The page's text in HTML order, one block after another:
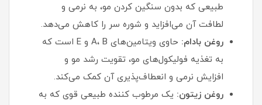
طبیعی که بدون سنگین کردن مو، به نرمی و
لطافت آن می‌افزاید و شوره سر را کاهش می‌دهد.
روغن بادام:
حاوی ویتامین‌های A، B و E است که
به تغذیه فولیکول‌های مو، تقویت رشد مو و
افزایش نرمی و انعطاف‌پذیری آن کمک می‌کند.
روغن زیتون: یک مرطوب‌ کننده طبیعی قوی که به